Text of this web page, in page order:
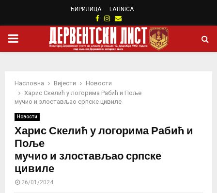
ЋИРИЛИЦА LATINICA
Facebook
Instagram
Email
PRIMARY
Насловна Вијести
Новости
Харис Скелић у логорима Рабић и Поље
мучио и злостављао српске цивиле
Новости
Харис Скелић у логорима Рабић и
Поље
мучио и злостављао српске
цивиле
26/01/2024